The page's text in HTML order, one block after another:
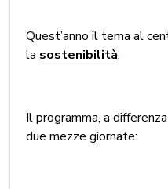
Quest’anno il tema al
la sostenibilità.
Il programma, a
due mezze giornate: